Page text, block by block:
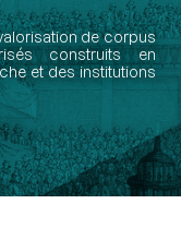
de corpus
construits en
et des institutions